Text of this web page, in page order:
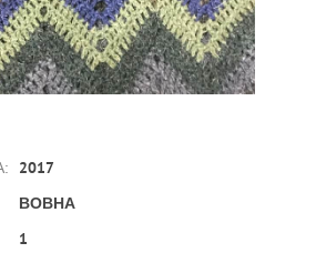
2017
ВОВНА
1